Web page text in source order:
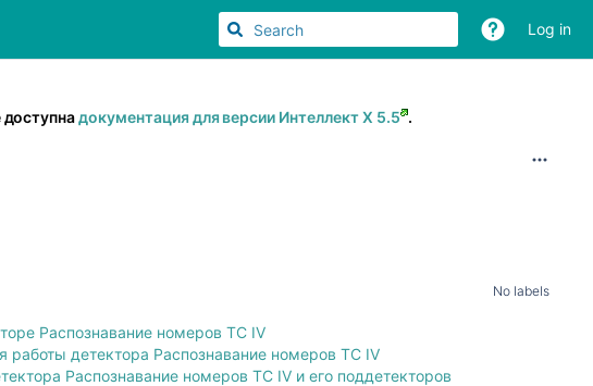
Log in
доступнадокументация для версии Интеллект Х 5.5 .
No labels
Распознавание номеров ТС IV
работы детектора Распознавание номеров ТС IV
Распознавание номеров ТС IV и его поддетекторов